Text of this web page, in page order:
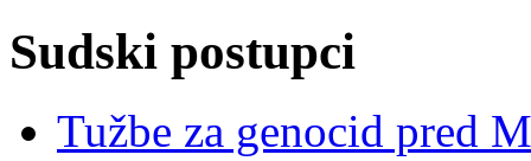
Sudski postupci
Tužbe za genocid pred